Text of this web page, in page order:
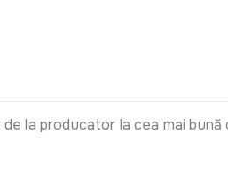
la producator la cea mai bună